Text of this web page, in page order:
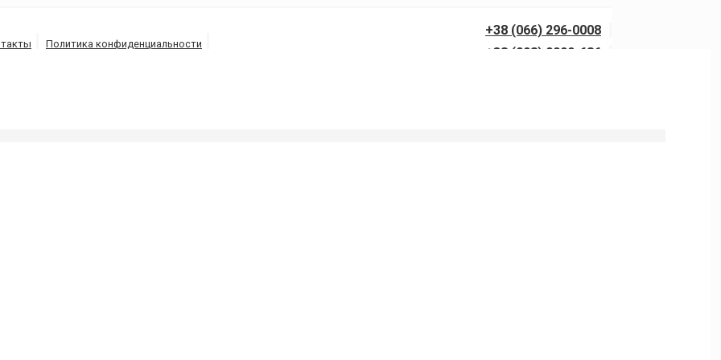
+38 (066) 296-0008
+38 (098) 0099-686
Политика конфиденциальности
ям и канализаций, выкачка-откачка септиков и туалетов в Горбанях в Харькове.